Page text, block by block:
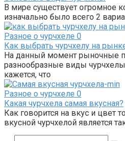
В мире существует огромное
изначально было всего 2
Разное о чурчхеле 0
Как выбрать чурчхелу на
На данный момент рыночные
разнообразные виды
кажется, что
Разное о чурчхеле 0
Какая чурчхела самая вкусная?
Как говорится на вкус и цвет
вкусной чурчхелой является